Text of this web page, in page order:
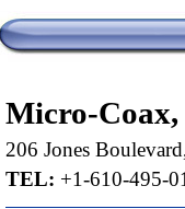
Micro-Coax,
206 Jones
TEL: +1-610-495-